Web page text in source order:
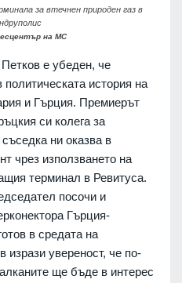
за втечнен природен газ в
на МС
е убеден, че
история на
и Гърция. Премиерът
си колега за
ни оказва в
чрез използването на
терминал в Ревитуса.
посочи и
Гърция-
в средата на
изрази увереност, че по-
ще бъде в интерес